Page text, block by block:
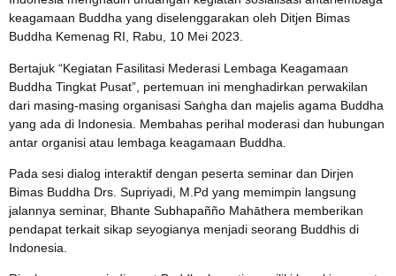
keagamaan Buddha yang diselenggarakan oleh Ditjen Bimas
Buddha Kemenag RI, Rabu, 10 Mei 2023.
Bertajuk “Kegiatan Fasilitasi Mederasi Lembaga Keagamaan
Buddha Tingkat Pusat”, pertemuan ini menghadirkan perwakilan
dari masing-masing organisasi Saṅgha dan majelis agama Buddha
yang ada di Indonesia. Membahas perihal moderasi dan hubungan
antar organisi atau lembaga keagamaan Buddha.
Pada sesi dialog interaktif dengan peserta seminar dan Dirjen
Bimas Buddha Drs. Supriyadi, M.Pd yang memimpin langsung
jalannya seminar, Bhante Subhapañño Mahāthera memberikan
pendapat terkait sikap seyogianya menjadi seorang Buddhis di
Indonesia.